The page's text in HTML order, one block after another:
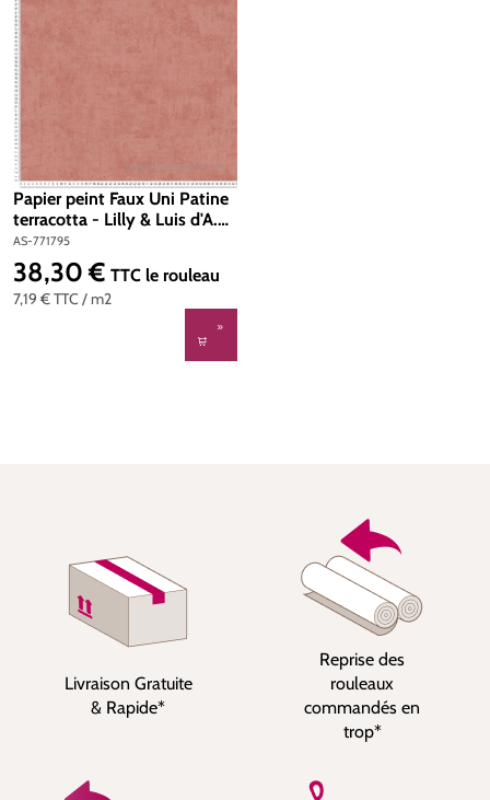
Papier peint Faux Uni Patine
terracotta - Lilly & Luis d'A.S.
Création | Réf. AS-771795
AS-771795
7,19 €TTC / m2
Prix régulier :
38,30 € TTC le rouleau
Livraison Gratuite
& Rapide*
Reprise des
rouleaux
commandés en
trop*